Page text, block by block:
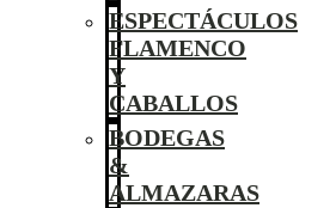
ESPECTÁCULOS
FLAMENCO
Y
CABALLOS
BODEGAS
&
ALMAZARAS